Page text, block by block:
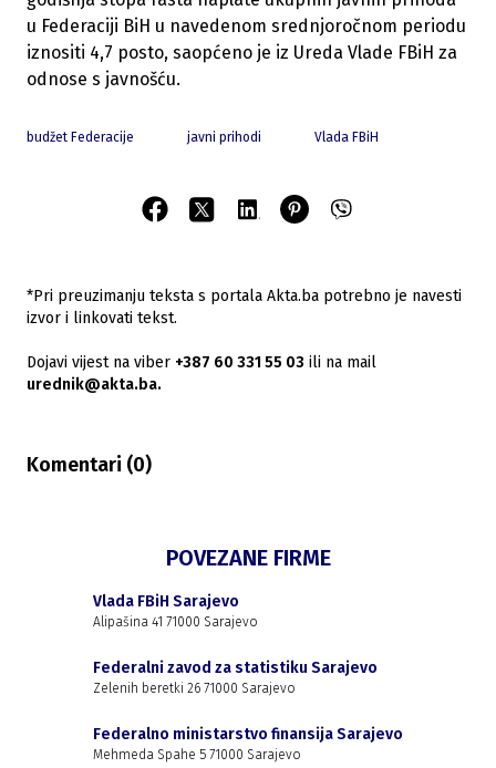
u Federaciji BiH u navedenom srednjoročnom periodu
iznositi 4,7 posto, saopćeno je iz Ureda Vlade FBiH za
odnose s javnošću.
budžet Federacije javni prihodi Vlada FBiH
*Pri preuzimanju teksta s portala Akta.ba potrebno je navesti
izvor i linkovati tekst.
Dojavi vijest na viber +387 60 331 55 03 ili na mail
urednik@akta.ba.
Komentari (0)
POVEZANE FIRME
Vlada FBiH Sarajevo
Alipašina 41 71000 Sarajevo
Federalni zavod za statistiku Sarajevo
Zelenih beretki 26 71000 Sarajevo
Federalno ministarstvo finansija Sarajevo
Mehmeda Spahe 5 71000 Sarajevo